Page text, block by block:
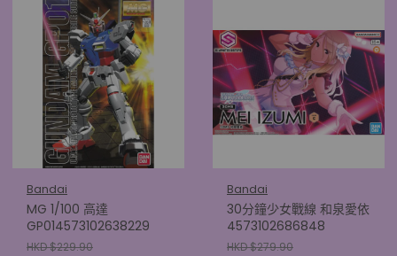
Bandai
MG 1/100 高達
GP014573102638229
HKD $229.90
Bandai
30分鐘少女戰線 和泉愛依
4573102686848
HKD $279.90